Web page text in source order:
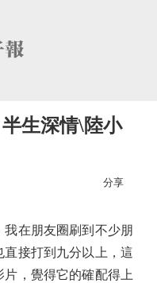
生深情\陸小
分享
在朋友圈刷到不少朋
接打到九分以上，這
，覺得它的確配得上